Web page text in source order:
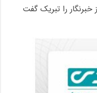
را تبریک گفت